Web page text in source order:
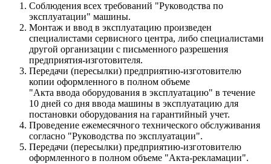
Соблюдения всех требований "Руководства по
эксплуатации" машины.
Монтаж и ввод в эксплуатацию произведен
специалистами сервисного центра, либо специалистами
другой организации с письменного разрешения
предприятия-изготовителя.
Передачи (пересылки) предприятию-изготовителю
копии оформленного в полном объеме
"Акта ввода оборудования в эксплуатацию" в течение
10 дней со дня ввода машины в эксплуатацию для
постановки оборудования на гарантийный учет.
Проведение ежемесячного технического обслуживания
согласно "Руководства по эксплуатации".
Передачи (пересылки) предприятию-изготовителю
оформленного в полном объеме "Акта-рекламации".